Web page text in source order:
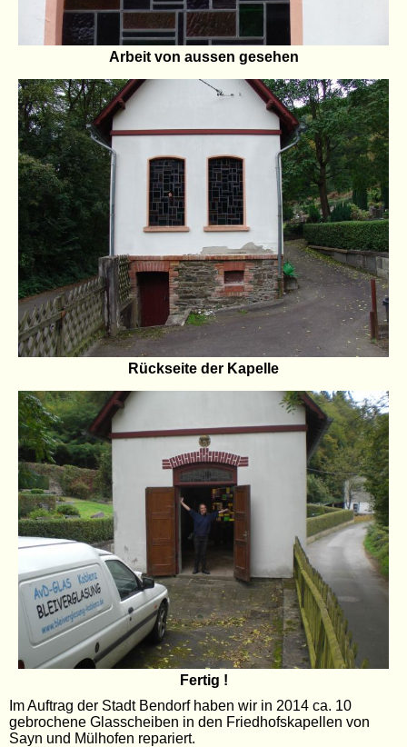
Arbeit von aussen gesehen
Rückseite der Kapelle
Fertig !
Im Auftrag der Stadt Bendorf haben wir in 2014 ca. 10
gebrochene Glasscheiben in den Friedhofskapellen von
Sayn und Mülhofen repariert.